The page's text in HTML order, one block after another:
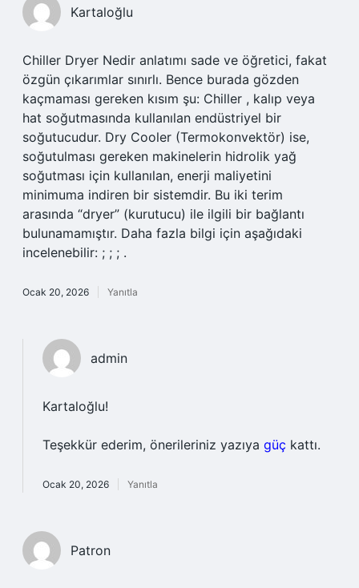
Kartaloğlu
Chiller Dryer Nedir anlatımı sade ve öğretici, fakat
özgün çıkarımlar sınırlı. Bence burada gözden
kaçmaması gereken kısım şu: Chiller , kalıp veya
hat soğutmasında kullanılan endüstriyel bir
soğutucudur. Dry Cooler (Termokonvektör) ise,
soğutulması gereken makinelerin hidrolik yağ
soğutması için kullanılan, enerji maliyetini
minimuma indiren bir sistemdir. Bu iki terim
arasında “dryer” (kurutucu) ile ilgili bir bağlantı
bulunamamıştır. Daha fazla bilgi için aşağıdaki
incelenebilir: ; ; ; .
Ocak 20, 2026 Yanıtla
admin
Kartaloğlu!
Teşekkür ederim, önerileriniz yazıya güç kattı.
Ocak 20, 2026 Yanıtla
Patron